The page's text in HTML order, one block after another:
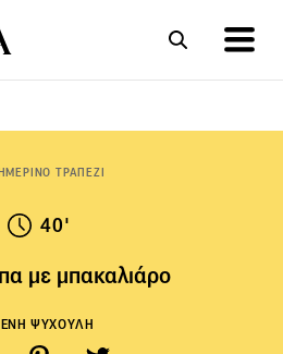
ΤΡΑΠΕΖΙ
40'
με μπακαλιάρο
ΨΥΧΟΥΛΗ